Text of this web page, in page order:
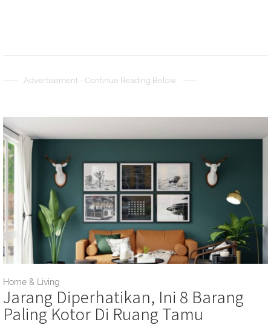
Advertisement - Continue Reading Below
Home & Living
Jarang Diperhatikan, Ini 8 Barang
Paling Kotor Di Ruang Tamu